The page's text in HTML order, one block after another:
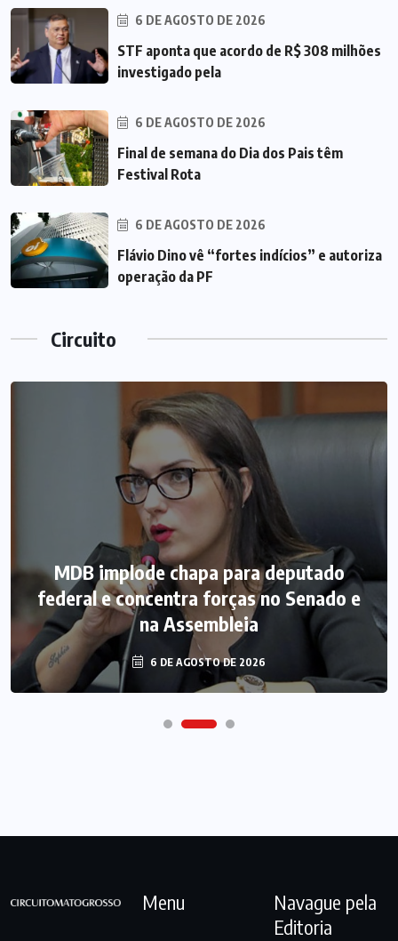
6 DE AGOSTO DE 2026
STF aponta que acordo de R$ 308 milhões
investigado pela
6 DE AGOSTO DE 2026
Final de semana do Dia dos Pais têm
Festival Rota
6 DE AGOSTO DE 2026
Flávio Dino vê “fortes indícios” e autoriza
operação da PF
Circuito
MDB implode chapa para deputado
federal e concentra forças no Senado e
na Assembleia
6 DE AGOSTO DE 2026
Menu
Navague pela
Editoria